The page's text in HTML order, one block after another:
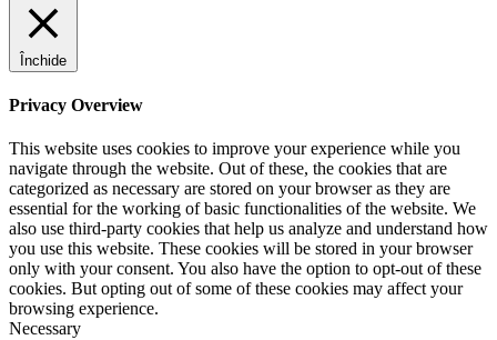
Închide
Privacy Overview
This website uses cookies to improve your experience while you
navigate through the website. Out of these, the cookies that are
categorized as necessary are stored on your browser as they are
essential for the working of basic functionalities of the website. We
also use third-party cookies that help us analyze and understand how
you use this website. These cookies will be stored in your browser
only with your consent. You also have the option to opt-out of these
cookies. But opting out of some of these cookies may affect your
browsing experience.
Necessary